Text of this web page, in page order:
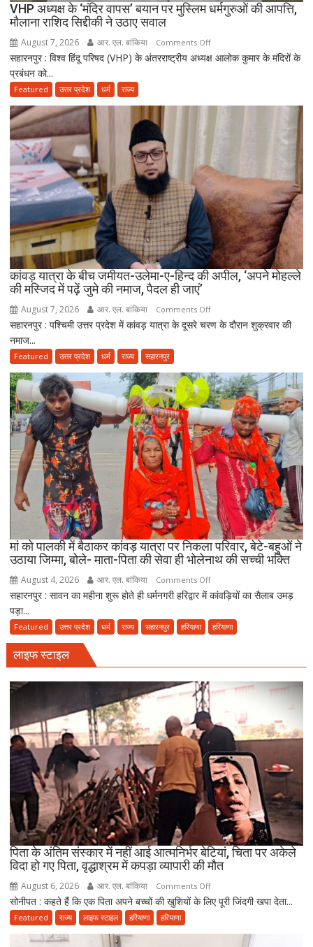
VHP अध्यक्ष के ‘मंदिर वापस’ बयान पर मुस्लिम धर्मगुरुओं की आपत्ति,
मौलाना राशिद सिद्दीकी ने उठाए सवाल
August 7, 2026 आर. एल. बांकिया Comments Offon
VHP
बयान
पर
मुस्लिम
धर्मगुरुओं
की
आपत्ति,
मौलाना
राशिद
सिद्दीकी
ने
सहारनपुर : विश्व हिंदू परिषद (VHP) के अंतरराष्ट्रीय अध्यक्ष आलोक कुमार के मंदिरों के
प्रबंधन को...
Featured उत्तर प्रदेश धर्म राज्य
कांवड़ यात्रा के बीच जमीयत-उलेमा-ए-हिन्द की अपील, ‘अपने मोहल्ले
की मस्जिद में पढ़ें जुमे की नमाज, पैदल ही जाएं’
August 7, 2026 आर. एल. बांकिया Comments Offon
कांवड़
बीच
जमीयत-
उलेमा-
ए-
हिन्द
की
अपील,
‘अपने
मोहल्ले
की
मस्जिद
में
पढ़ें
नमाज,
ही
सहारनपुर : पश्चिमी उत्तर प्रदेश में कांवड़ यात्रा के दूसरे चरण के दौरान शुक्रवार की
नमाज...
Featured उत्तर प्रदेश धर्म राज्य सहारनपुर
मां को पालकी में बैठाकर कांवड़ यात्रा पर निकला परिवार, बेटे-बहुओं ने
उठाया जिम्मा, बोले- माता-पिता की सेवा ही भोलेनाथ की सच्ची भक्ति
August 4, 2026 आर. एल. बांकिया Comments Offon
मां
पालकी
यात्रा
निकला
परिवार,
बेटे-
बहुओं
ने
उठाया
जिम्मा,
बोले-
माता-
पिता
की
सेवा
ही
की
सहारनपुर : सावन का महीना शुरू होते ही धर्मनगरी हरिद्वार में कांवड़ियों का सैलाब उमड़
पड़ा...
Featured उत्तर प्रदेश धर्म राज्य सहारनपुर हरियाणा हरियाणा
लाइफ स्टाइल
पिता के अंतिम संस्कार में नहीं आई आत्मनिर्भर बेटियां, चिता पर अकेले
विदा हो गए पिता, वृद्धाश्रम में कपड़ा व्यापारी की मौत
August 6, 2026 आर. एल. बांकिया Comments Offon
पिता
सोनीपत : कहते हैं कि एक पिता अपने बच्चों की खुशियों के लिए पूरी जिंदगी खपा देता...
Featured राज्य लाइफ स्टाइल हरियाणा हरियाणा